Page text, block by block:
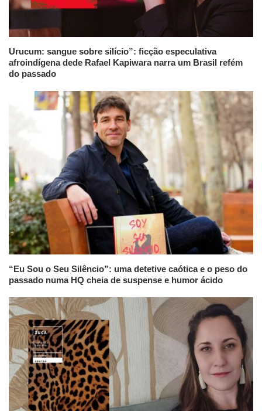
Urucum: sangue sobre silício”: ficção especulativa
afroindígena dede Rafael Kapiwara narra um Brasil refém
do passado
“Eu Sou o Seu Silêncio”: uma detetive caótica e o peso do
passado numa HQ cheia de suspense e humor ácido